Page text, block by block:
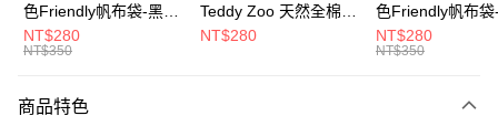
大哥付你分期
相關說明
2.付款方式選擇「大哥付你分期」，訂單成立後會自動跳轉到大哥付的交易
色Friendly帆布袋-黑色
(TZB107)
NT$280
NT$350
Teddy Zoo 天然全棉純
色Friendly帆布袋-白色
NT$280
色Friendly帆布袋
色(TZB107)
NT$280
NT$350
商品特色